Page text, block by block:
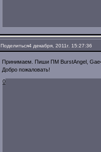
Поделиться4 декабря, 2011г. 15:27:36
Принимаем. Пиши ПМ BurstAngel,
Добро пожаловать!
0